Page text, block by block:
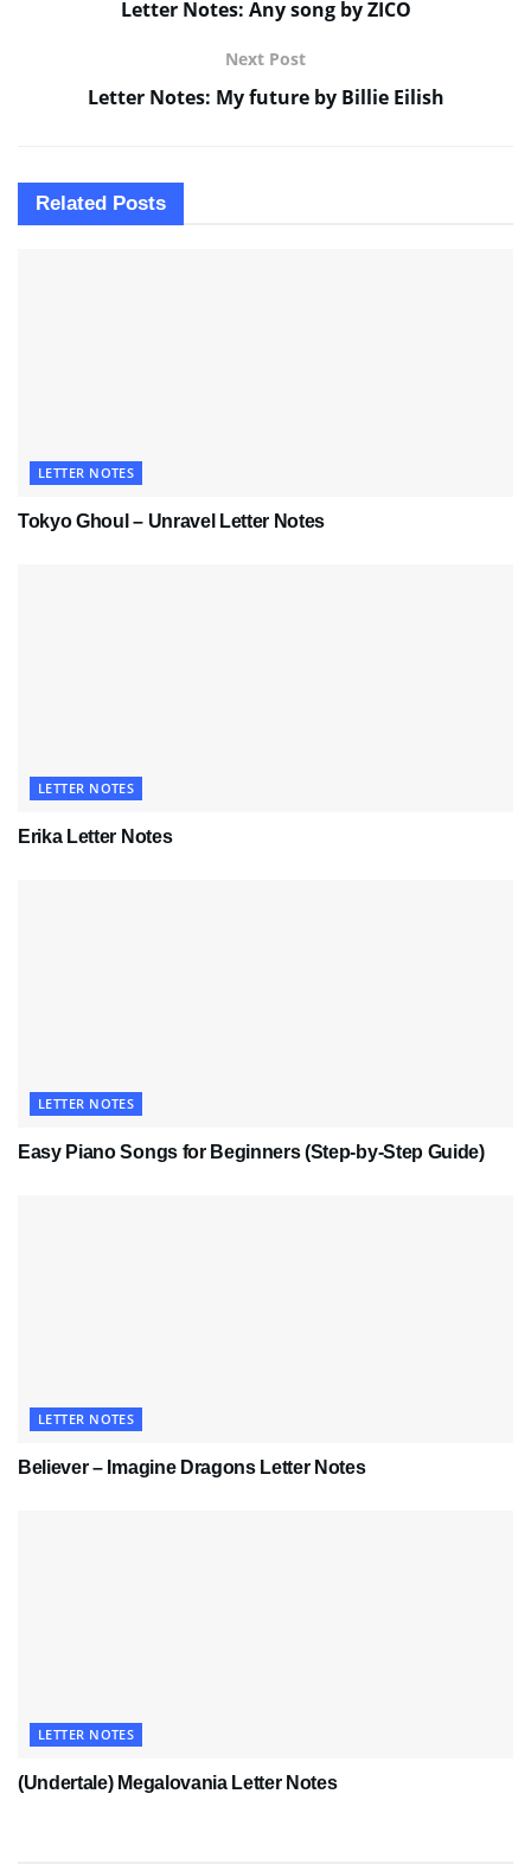
Letter Notes: Any song by ZICO
Next Post
Letter Notes: My future by Billie Eilish
Related Posts
LETTER NOTES
Tokyo Ghoul – Unravel Letter Notes
LETTER NOTES
Erika Letter Notes
LETTER NOTES
Easy Piano Songs for Beginners (Step-by-Step Guide)
LETTER NOTES
Believer – Imagine Dragons Letter Notes
LETTER NOTES
(Undertale) Megalovania Letter Notes